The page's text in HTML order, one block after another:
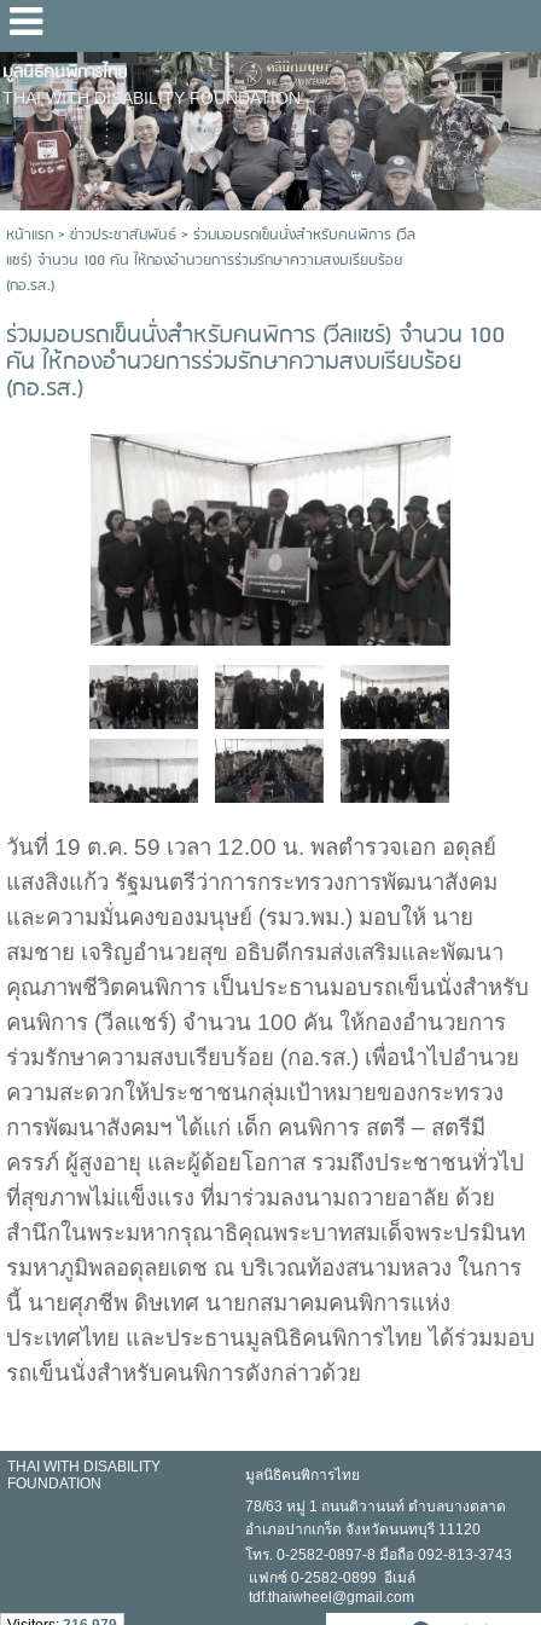
มูลนิธิคนพิการไทย
THAI WITH DISABILITY FOUNDATION
หน้าแรก> ข่าวประชาสัมพันธ์> ร่วมมอบรถเข็นนั่งสำหรับคนพิการ (วีล
แชร์) จำนวน 100 คัน ให้กองอำนวยการร่วมรักษาความสงบเรียบร้อย
(กอ.รส.)
ร่วมมอบรถเข็นนั่งสำหรับคนพิการ (วีลแชร์) จำนวน 100
คัน ให้กองอำนวยการร่วมรักษาความสงบเรียบร้อย
(กอ.รส.)
วันที่ 19 ต.ค. 59 เวลา 12.00 น. พลตำรวจเอก อดุลย์
แสงสิงแก้ว รัฐมนตรีว่าการกระทรวงการพัฒนาสังคม
และความมั่นคงของมนุษย์ (รมว.พม.) มอบให้ นาย
สมชาย เจริญอำนวยสุข อธิบดีกรมส่งเสริมและพัฒนา
คุณภาพชีวิตคนพิการ เป็นประธานมอบรถเข็นนั่งสำหรับ
คนพิการ (วีลแชร์) จำนวน 100 คัน ให้กองอำนวยการ
ร่วมรักษาความสงบเรียบร้อย (กอ.รส.) เพื่อนำไปอำนวย
ความสะดวกให้ประชาชนกลุ่มเป้าหมายของกระทรวง
การพัฒนาสังคมฯ ได้แก่ เด็ก คนพิการ สตรี – สตรีมี
ครรภ์ ผู้สูงอายุ และผู้ด้อยโอกาส รวมถึงประชาชนทั่วไป
ที่สุขภาพไม่แข็งแรง ที่มาร่วมลงนามถวายอาลัย ด้วย
สำนึกในพระมหากรุณาธิคุณพระบาทสมเด็จพระปรมินท
รมหาภูมิพลอดุลยเดช ณ บริเวณท้องสนามหลวง ในการ
นี้ นายศุภชีพ ดิษเทศ นายกสมาคมคนพิการแห่ง
ประเทศไทย และประธานมูลนิธิคนพิการไทย ได้ร่วมมอบ
รถเข็นนั่งสำหรับคนพิการดังกล่าวด้วย
THAI WITH DISABILITY
FOUNDATION
มูลนิธิคนพิการไทย
78/63 หมู่ 1 ถนนติวานนท์ ตำบลบางตลาด
อำเภอปากเกร็ด จังหวัดนนทบุรี 11120
โทร. 0-2582-0897-8 มือถือ 092-813-3743
แฟกซ์ 0-2582-0899 อีเมล์
tdf.thaiwheel@gmail.com